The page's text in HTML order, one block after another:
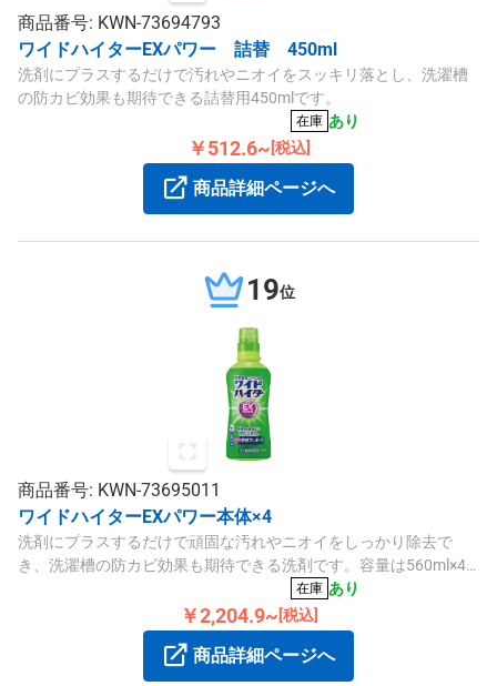
商品番号: KWN-73694793
ワイドハイターEXパワー 詰替 450ml
洗剤にプラスするだけで汚れやニオイをスッキリ落とし、洗濯槽
の防カビ効果も期待できる詰替用450mlです。
在庫 あり
￥512.6~ [税込]
商品詳細ページへ
19位
商品番号: KWN-73695011
ワイドハイターEXパワー本体×4
洗剤にプラスするだけで頑固な汚れやニオイをしっかり除去で
き、洗濯槽の防カビ効果も期待できる洗剤です。容量は560ml×4
在庫 あり
￥2,204.9~ [税込]
商品詳細ページへ